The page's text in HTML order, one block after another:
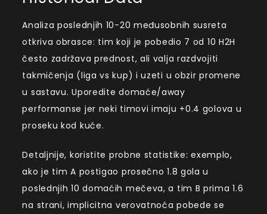
Analiza poslednjih 10-20 međusobnih susreta
otkriva obrasce: tim koji je pobedio 7 od 10 H2H
često zadržava prednost, ali valja razdvojiti
takmičenja (liga vs kup) i uzeti u obzir promene
u sastavu. Uporedite domaće/away
performanse jer neki timovi imaju +0.4 golova u
proseku kod kuće.
Detaljnije, koristite probne statistike: exemplo,
ako je tim A postigao prosečno 1.8 gola u
poslednjih 10 domaćih mečeva, a tim B prima 1.6
na strani, implicitna verovatnoća pobede se